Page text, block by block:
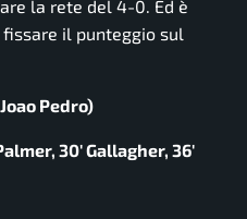
la rete del 4-0. Ed è
fissare il punteggio sul
Pedro)
30′ Gallagher, 36′